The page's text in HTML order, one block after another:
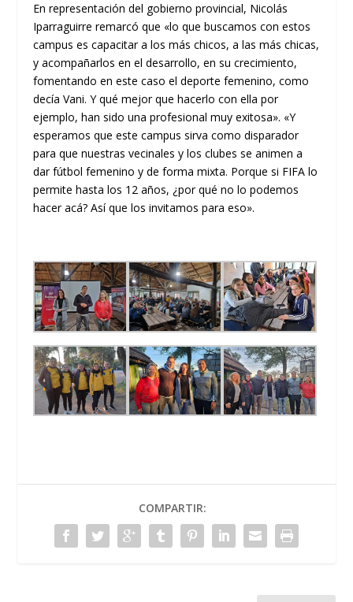
En representación del gobierno provincial, Nicolás
Iparraguirre remarcó que «lo que buscamos con estos
campus es capacitar a los más chicos, a las más chicas,
y acompañarlos en el desarrollo, en su crecimiento,
fomentando en este caso el deporte femenino, como
decía Vani. Y qué mejor que hacerlo con ella por
ejemplo, han sido una profesional muy exitosa». «Y
esperamos que este campus sirva como disparador
para que nuestras vecinales y los clubes se animen a
dar fútbol femenino y de forma mixta. Porque si FIFA lo
permite hasta los 12 años, ¿por qué no lo podemos
hacer acá? Así que los invitamos para eso».
COMPARTIR: